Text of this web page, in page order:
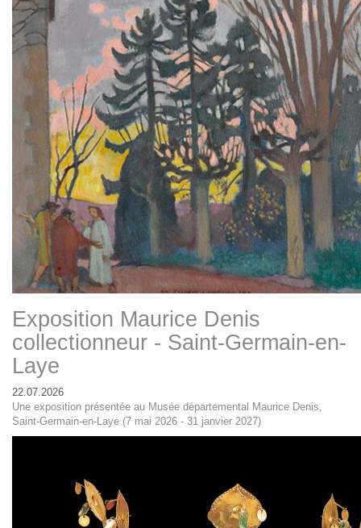
Exposition Maurice Denis
collectionneur - Saint-Germain-en-
Laye
22.07.2026
Une exposition présentée au Musée départemental Maurice Denis,
Saint-Germain-en-Laye (7 mai 2026 - 31 janvier 2027)